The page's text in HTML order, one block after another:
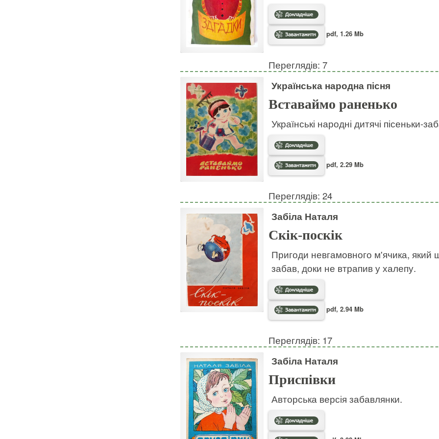
pdf, 1.26 Mb
Переглядів: 7
Українська народна пісня
Вставаймо раненько
Українські народні дитячі пісеньки-
pdf, 2.29 Mb
Переглядів: 24
Забіла Наталя
Скік-поскік
Пригоди невгамовного м'ячика, який
забав, доки не втрапив у халепу.
pdf, 2.94 Mb
Переглядів: 17
Забіла Наталя
Приспівки
Авторська версія забавлянки.